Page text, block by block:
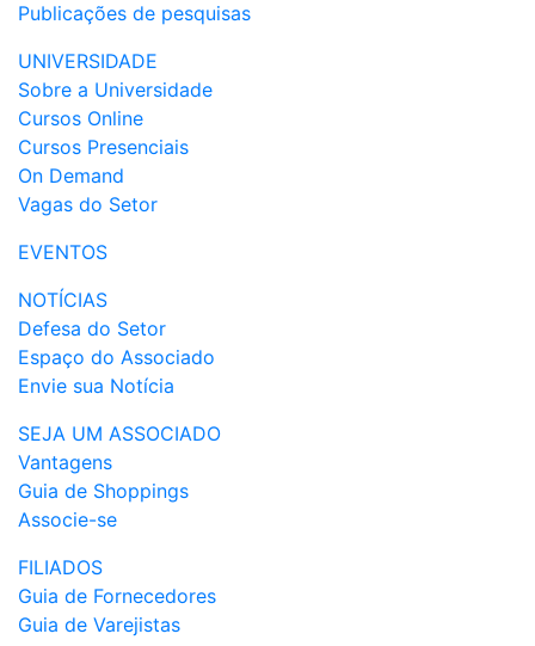
Publicações de pesquisas
UNIVERSIDADE
Sobre a Universidade
Cursos Online
Cursos Presenciais
On Demand
Vagas do Setor
EVENTOS
NOTÍCIAS
Defesa do Setor
Espaço do Associado
Envie sua Notícia
SEJA UM ASSOCIADO
Vantagens
Guia de Shoppings
Associe-se
FILIADOS
Guia de Fornecedores
Guia de Varejistas